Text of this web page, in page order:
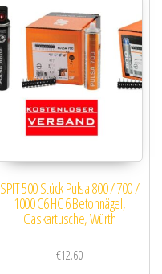
SPIT 500 Stück Pulsa 800 / 700 /
1000 C6 HC 6 Betonnägel,
Gaskartusche, Würth
€12.60